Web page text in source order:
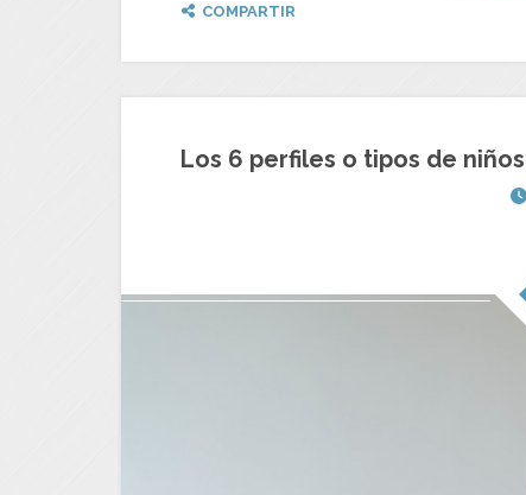
COMPARTIR
Los 6 perfiles o tipos de